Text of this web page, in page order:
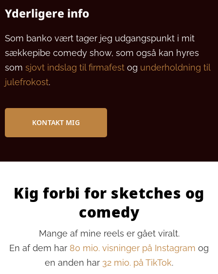
Yderligere info
Som banko vært tager jeg udgangspunkt i mit
sækkepibe comedy show, som også kan hyres
som sjovt indslag til firmafest og underholdning til
julefrokost.
KONTAKT MIG
Kig forbi for sketches og
comedy
Mange af mine reels er gået viralt.
En af dem har 80 mio. visninger på Instagram og
en anden har 32 mio. på TikTok.